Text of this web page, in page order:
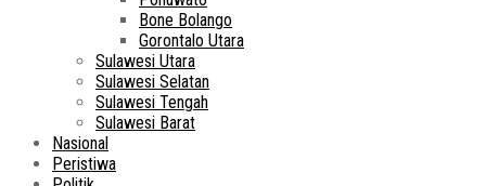
Bone Bolango
Gorontalo Utara
Sulawesi Utara
Sulawesi Selatan
Sulawesi Tengah
Sulawesi Barat
Nasional
Peristiwa